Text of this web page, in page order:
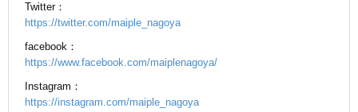
Twitter：
https://twitter.com/maiple_nagoya
facebook：
https://www.facebook.com/maiplenagoya/
Instagram：
https://instagram.com/maiple_nagoya